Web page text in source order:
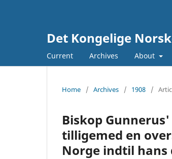
Det Kongelige
Current Archives About
Home / Archives / 1908 /
Biskop
tilligemed en
Norge indtil hans